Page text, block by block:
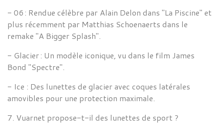
- 06 : Rendue célèbre par Alain Delon dans "La Piscine" et
plus récemment par Matthias Schoenaerts dans le
remake "A Bigger Splash".
- Glacier : Un modèle iconique, vu dans le film James
Bond "Spectre".
- Ice : Des lunettes de glacier avec coques latérales
amovibles pour une protection maximale.
7. Vuarnet propose-t-il des lunettes de sport ?